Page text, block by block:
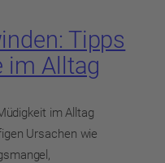
Tipps
im Alltag
im Alltag
Ursachen wie